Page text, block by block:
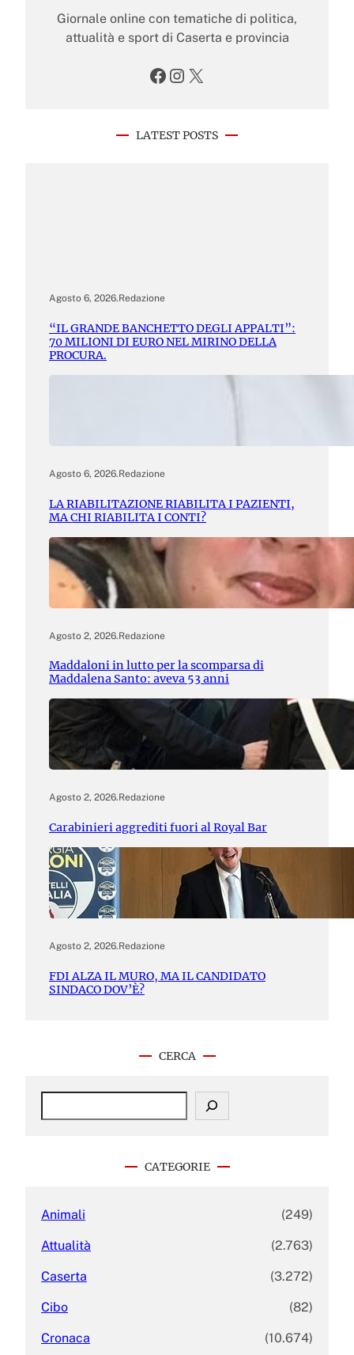
Giornale online con tematiche di politica,
attualità e sport di Caserta e provincia
Facebook Instagram X
LATEST POSTS
Agosto 6, 2026.Redazione
“IL GRANDE BANCHETTO DEGLI APPALTI”:
70 MILIONI DI EURO NEL MIRINO DELLA
PROCURA.
Agosto 6, 2026.Redazione
LA RIABILITAZIONE RIABILITA I PAZIENTI,
MA CHI RIABILITA I CONTI?
Agosto 2, 2026.Redazione
Maddaloni in lutto per la scomparsa di
Maddalena Santo: aveva 53 anni
Agosto 2, 2026.Redazione
Carabinieri aggrediti fuori al Royal Bar
Agosto 2, 2026.Redazione
FDI ALZA IL MURO, MA IL CANDIDATO
SINDACO DOV’È?
CERCA
S
CATEGORIE
Animali (249)
Attualità (2.763)
Caserta (3.272)
Cibo (82)
Cronaca (10.674)